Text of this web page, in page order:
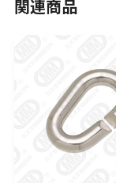
関連商品